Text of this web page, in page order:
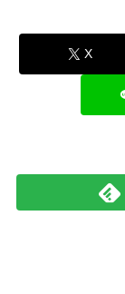
X